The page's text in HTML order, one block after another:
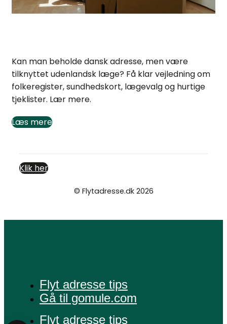
Kan man beholde dansk adresse, men være
tilknyttet udenlandsk læge? Få klar vejledning om
folkeregister, sundhedskort, lægevalg og hurtige
tjeklister. Lær mere.
Læs mere
Klik her
© Flytadresse.dk 2026
Flyt adresse tips
Gå til gomule.com
Flyt adresse tips